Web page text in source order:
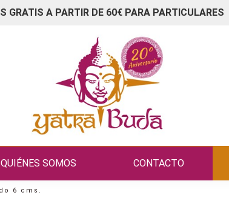
GRATIS A PARTIR DE 60€ PARA PARTICULARES
QUIÉNES SOMOS CONTACTO
6 cms.